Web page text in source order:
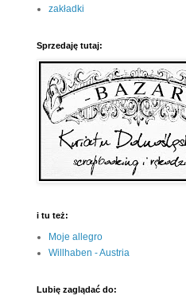
zakładki
Sprzedaję tutaj:
i tu też:
Moje allegro
Willhaben - Austria
Lubię zaglądać do: